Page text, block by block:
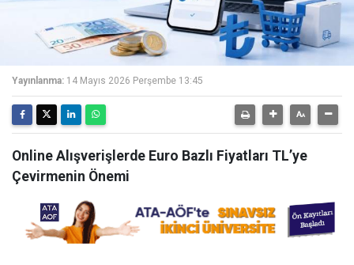
Yayınlanma: 14 Mayıs 2026 Perşembe 13:45
Online Alışverişlerde Euro Bazlı Fiyatları TL’ye
Çevirmenin Önemi